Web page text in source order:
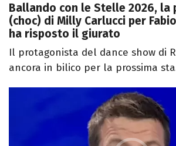
Ballando con le Stelle 2026, la
(choc) di Milly Carlucci per
ha risposto il giurato
Il protagonista del dance show di
ancora in bilico per la prossima